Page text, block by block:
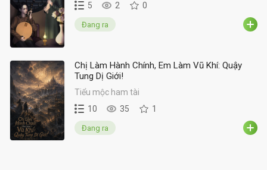
5
2 0
Đang ra
Chị Làm Hành Chính, Em Làm Vũ Khí: Quậy
Tung Dị Giới!
Tiểu mộc ham tài
10
35 1
Đang ra